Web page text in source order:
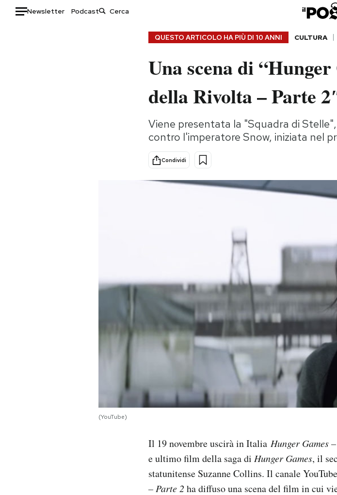
Newsletter Podcast
Storie/Idee
Ok Boomer!
Altrecose
QUESTO ARTICOLO HA PIÙ DI 10 ANNI CULTURA
Una scena di
della Rivolta – Parte
Viene presentata la "Squadra di
contro l'imperatore Snow, iniziata nel
Condividi
(YouTube)
Il 19 novembre uscirà in Italia Hunger Games
e ultimo film della saga di Hunger Games, il
statunitense Suzanne Collins. Il canale
– Parte 2 ha diffuso una scena del film in cui